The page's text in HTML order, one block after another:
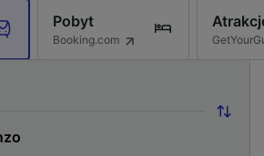
Pobyt
Booking.com